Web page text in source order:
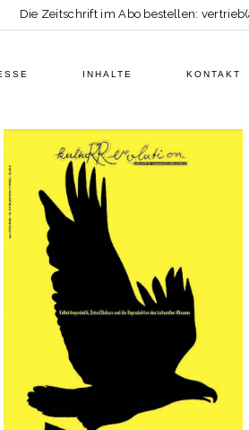
Die Zeitschrift im Abo bestellen:
INHALTE KONTAKT